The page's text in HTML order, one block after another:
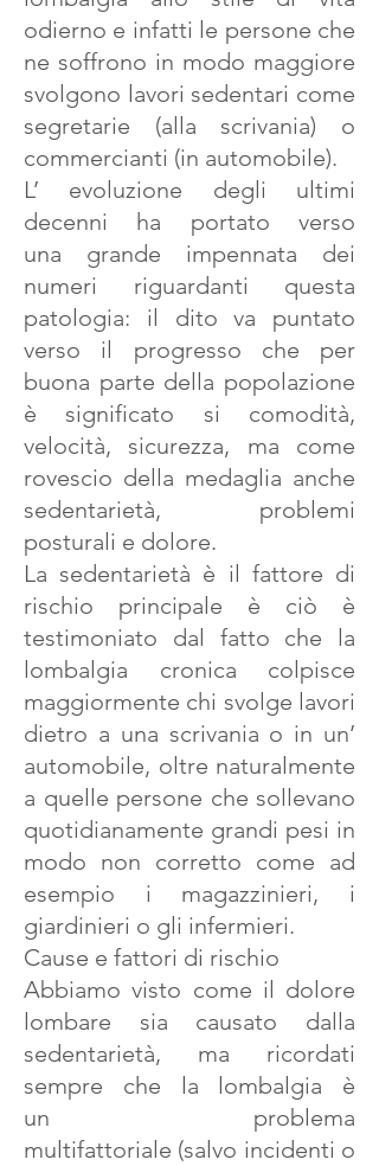
odierno e infatti le persone che
ne soffrono in modo maggiore
svolgono lavori sedentari come
segretarie (alla scrivania) o
commercianti (in automobile).
L’ evoluzione degli ultimi
decenni ha portato verso
una grande impennata dei
numeri riguardanti questa
patologia: il dito va puntato
verso il progresso che per
buona parte della popolazione
è significato si comodità,
velocità, sicurezza, ma come
rovescio della medaglia anche
sedentarietà, problemi
posturali e dolore.
La sedentarietà è il fattore di
rischio principale è ciò è
testimoniato dal fatto che la
lombalgia cronica colpisce
maggiormente chi svolge lavori
dietro a una scrivania o in un’
automobile, oltre naturalmente
a quelle persone che sollevano
quotidianamente grandi pesi in
modo non corretto come ad
esempio i magazzinieri, i
giardinieri o gli infermieri.
Cause e fattori di rischio
Abbiamo visto come il dolore
lombare sia causato dalla
sedentarietà, ma ricordati
sempre che la lombalgia è
un problema
multifattoriale (salvo incidenti o